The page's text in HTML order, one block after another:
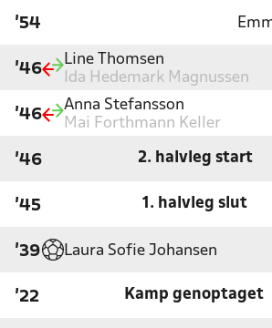
'54
'46
Line Thomsen
Ida Hedemark Magnussen
'46
Anna Stefansson
Mai Forthmann Keller
'46 2. halvleg start
'45 1. halvleg slut
'39 Laura Sofie Johansen
'22 Kamp genoptaget